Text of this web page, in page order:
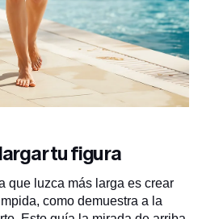
tu figura
que luzca más larga es crear
como demuestra a la